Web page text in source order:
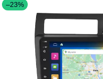
–23%